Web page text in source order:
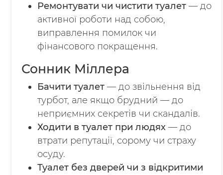
Ремонтувати чи чистити туалет — до
активної роботи над собою,
виправлення помилок чи
фінансового покращення.
Сонник Міллера
Бачити туалет — до звільнення від
турбот, але якщо брудний — до
неприємних секретів чи скандалів.
Ходити в туалет при людях — до
втрати репутації, сорому чи страху
осуду.
Туалет без дверей чи з відкритими